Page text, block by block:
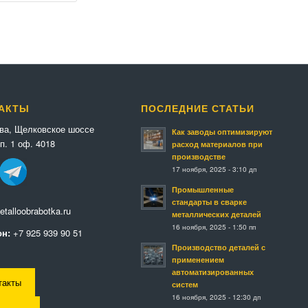
Щелковское шоссе
1 оф. 4018
+7 925 939 90 51
ПОСЛЕДНИЕ СТАТЬИ
Как заводы оптимизируют
расход материалов при
производстве
17 ноября, 2025 - 3:10 дп
Промышленные
стандарты в сварке
металлических деталей
16 ноября, 2025 - 1:50 пп
Производство деталей с
применением
автоматизированных
систем
16 ноября, 2025 - 12:30 дп